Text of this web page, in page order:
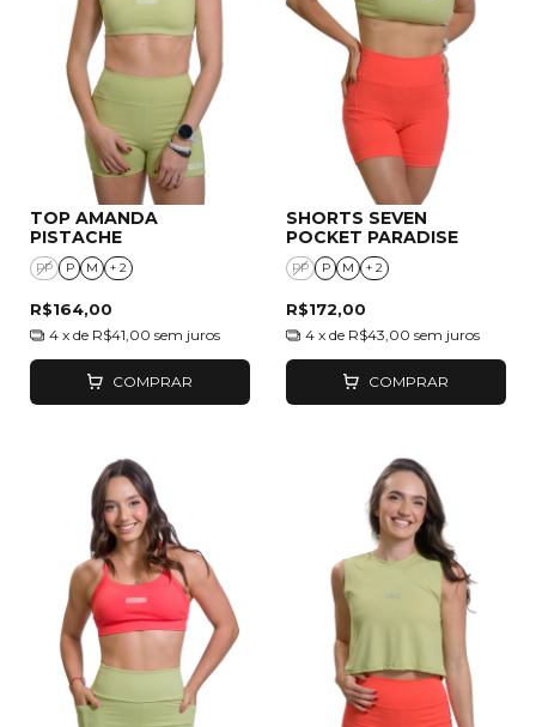
TOP AMANDA
PISTACHE
PP P M + 2
R$164,00
4 x de R$41,00 sem juros
COMPRAR
SHORTS SEVEN
POCKET PARADISE
PP P M + 2
R$172,00
4 x de R$43,00 sem juros
COMPRAR